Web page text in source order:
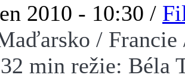
2010 - 10:30 /
/ Francie
min režie: Béla